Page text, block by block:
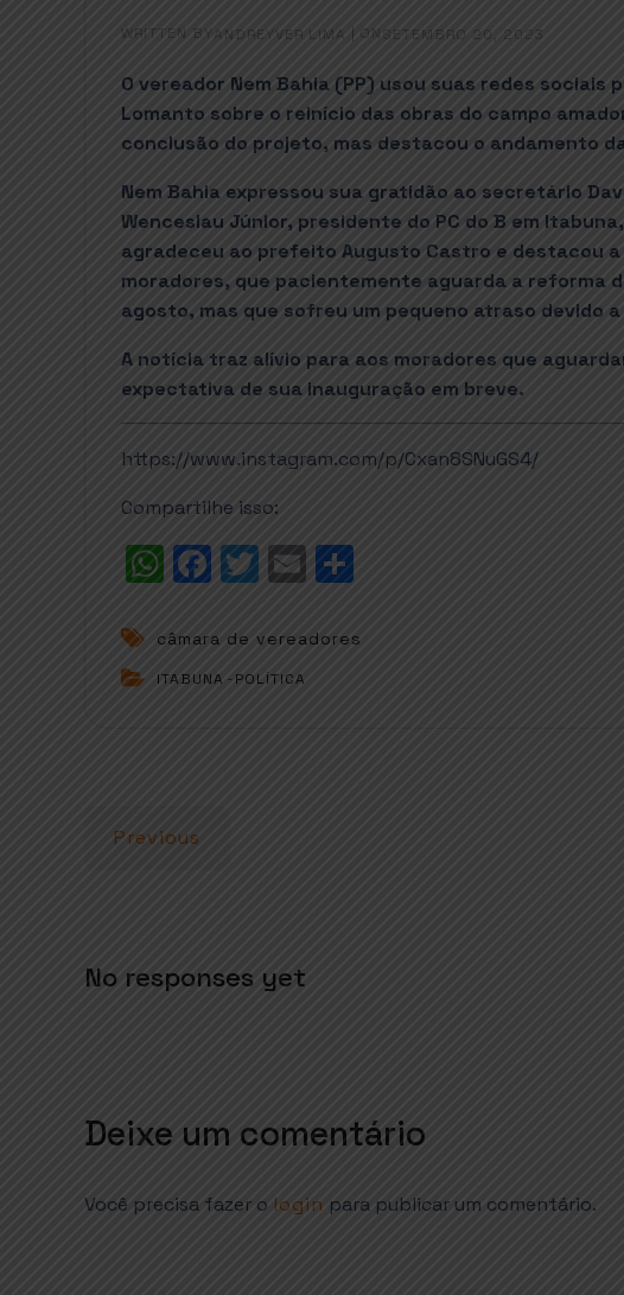
WRITTEN BY ANDREYVER LIMA ON SETEMBRO 20, 2023
O vereador Nem Bahia (PP) usou suas redes
Lomanto sobre o reinício das obras do campo
conclusão do projeto, mas destacou o andamento
Nem Bahia expressou sua gratidão ao secretário
Wenceslau Júnior, presidente do PC do B em
agradeceu ao prefeito Augusto Castro e destacou
moradores, que pacientemente aguarda a reforma
agosto, mas que sofreu um pequeno atraso devido
A notícia traz alívio para aos moradores que
expectativa de sua inauguração em breve.
https://www.instagram.com/p/Cxan8SNuGS4/
Compartilhe isso:
W
h
a
t
p
F
a
c
e
T
w
it
t
E
m
ai a
câmara de vereadores
ITABUNA -POLÍTICA
Previous
No responses yet
Deixe um comentário
Você precisa fazer o login para publicar um comentário.